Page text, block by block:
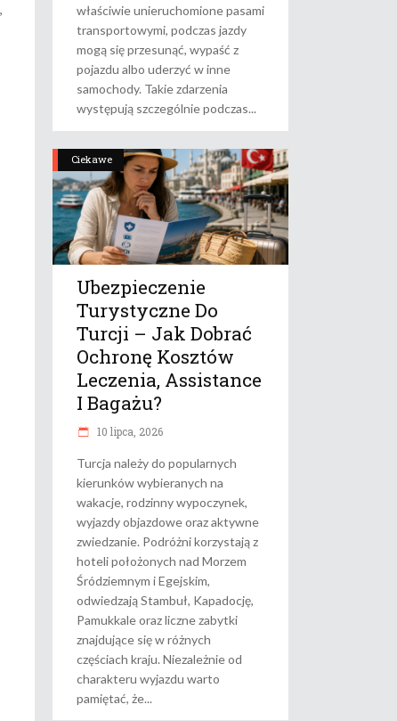
właściwie unieruchomione pasami
transportowymi, podczas jazdy
mogą się przesunąć, wypaść z
pojazdu albo uderzyć w inne
samochody. Takie zdarzenia
występują szczególnie podczas
Ciekawe
Ubezpieczenie
Turystyczne Do
Turcji – Jak Dobrać
Ochronę Kosztów
Leczenia, Assistance
I Bagażu?
10 lipca, 2026
Turcja należy do popularnych
kierunków wybieranych na
wakacje, rodzinny wypoczynek,
wyjazdy objazdowe oraz aktywne
zwiedzanie. Podróżni korzystają z
hoteli położonych nad Morzem
Śródziemnym i Egejskim,
odwiedzają Stambuł, Kapadocję,
Pamukkale oraz liczne zabytki
znajdujące się w różnych
częściach kraju. Niezależnie od
charakteru wyjazdu warto
pamiętać, że